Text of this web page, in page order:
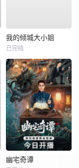
我的倾城大小姐
已完结
幽宅奇谭